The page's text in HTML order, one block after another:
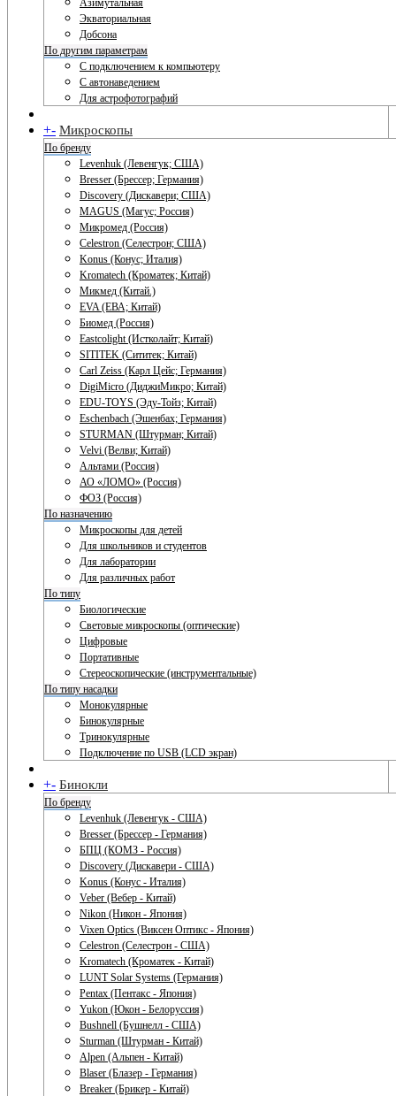
Азимутальная
Экваториальная
Добсона
По другим параметрам
С подключением к компьютеру
С автонаведением
Для астрофотографий
+- Микроскопы
По бренду
Levenhuk (Левенгук; США)
Bresser (Брессер; Германия)
Discovery (Дискавери; США)
MAGUS (Магус; Россия)
Микромед (Россия)
Celestron (Селестрон; США)
Konus (Конус; Италия)
Kromatech (Кроматек; Китай)
Микмед (Китай.)
EVA (ЕВА; Китай)
Биомед (Россия)
Eastcolight (Истколайт; Китай)
SITITEK (Сититек; Китай)
Carl Zeiss (Карл Цейс; Германия)
DigiMicro (ДиджиМикро; Китай)
EDU-TOYS (Эду-Тойз; Китай)
Eschenbach (Эшенбах; Германия)
STURMAN (Штурман; Китай)
Velvi (Велви; Китай)
Альтами (Россия)
АО «ЛОМО» (Россия)
ФОЗ (Россия)
По назначению
Микроскопы для детей
Для школьников и студентов
Для лаборатории
Для различных работ
По типу
Биологические
Световые микроскопы (оптические)
Цифровые
Портативные
Стереоскопические (инструментальные)
По типу насадки
Монокулярные
Бинокулярные
Тринокулярные
Подключение по USB (LCD экран)
+- Бинокли
По бренду
Levenhuk (Левенгук - США)
Bresser (Брессер - Германия)
БПЦ (КОМЗ - Россия)
Discovery (Дискавери - США)
Konus (Конус - Италия)
Veber (Вебер - Китай)
Nikon (Никон - Япония)
Vixen Optics (Виксен Оптикс - Япония)
Celestron (Селестрон - США)
Kromatech (Кроматек - Китай)
LUNT Solar Systems (Германия)
Pentax (Пентакс - Япония)
Yukon (Юкон - Белоруссия)
Bushnell (Бушнелл - США)
Sturman (Штурман - Китай)
Alpen (Альпен - Китай)
Blaser (Блазер - Германия)
Breaker (Брикер - Китай)